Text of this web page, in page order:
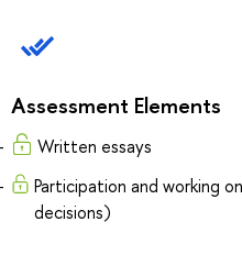
Assessment Elements
Written essays
Participation and working
decisions)